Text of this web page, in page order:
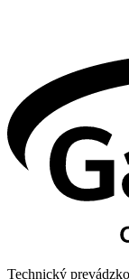
Technický